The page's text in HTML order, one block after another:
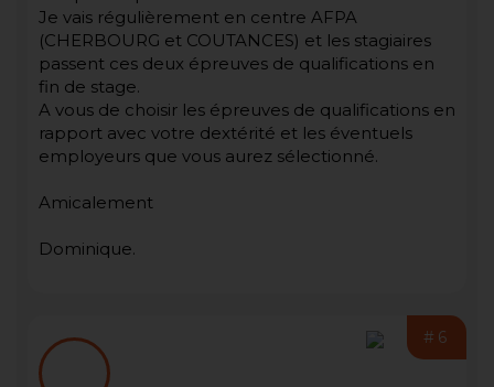
Je vais régulièrement en centre AFPA
(CHERBOURG et COUTANCES) et les stagiaires
passent ces deux épreuves de qualifications en
fin de stage.
A vous de choisir les épreuves de qualifications en
rapport avec votre dextérité et les éventuels
employeurs que vous aurez sélectionné.
Amicalement
Dominique.
#6